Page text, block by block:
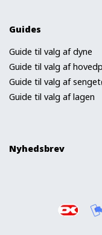
Guides
Guide til valg af dyne
Guide til valg af
Guide til valg af
Guide til valg af lagen
Nyhedsbrev